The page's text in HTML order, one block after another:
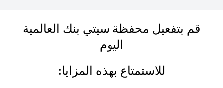
قم بتفعيل محفظة سيتي بنك العالمية
اليوم
للاستمتاع بهذه المزايا: